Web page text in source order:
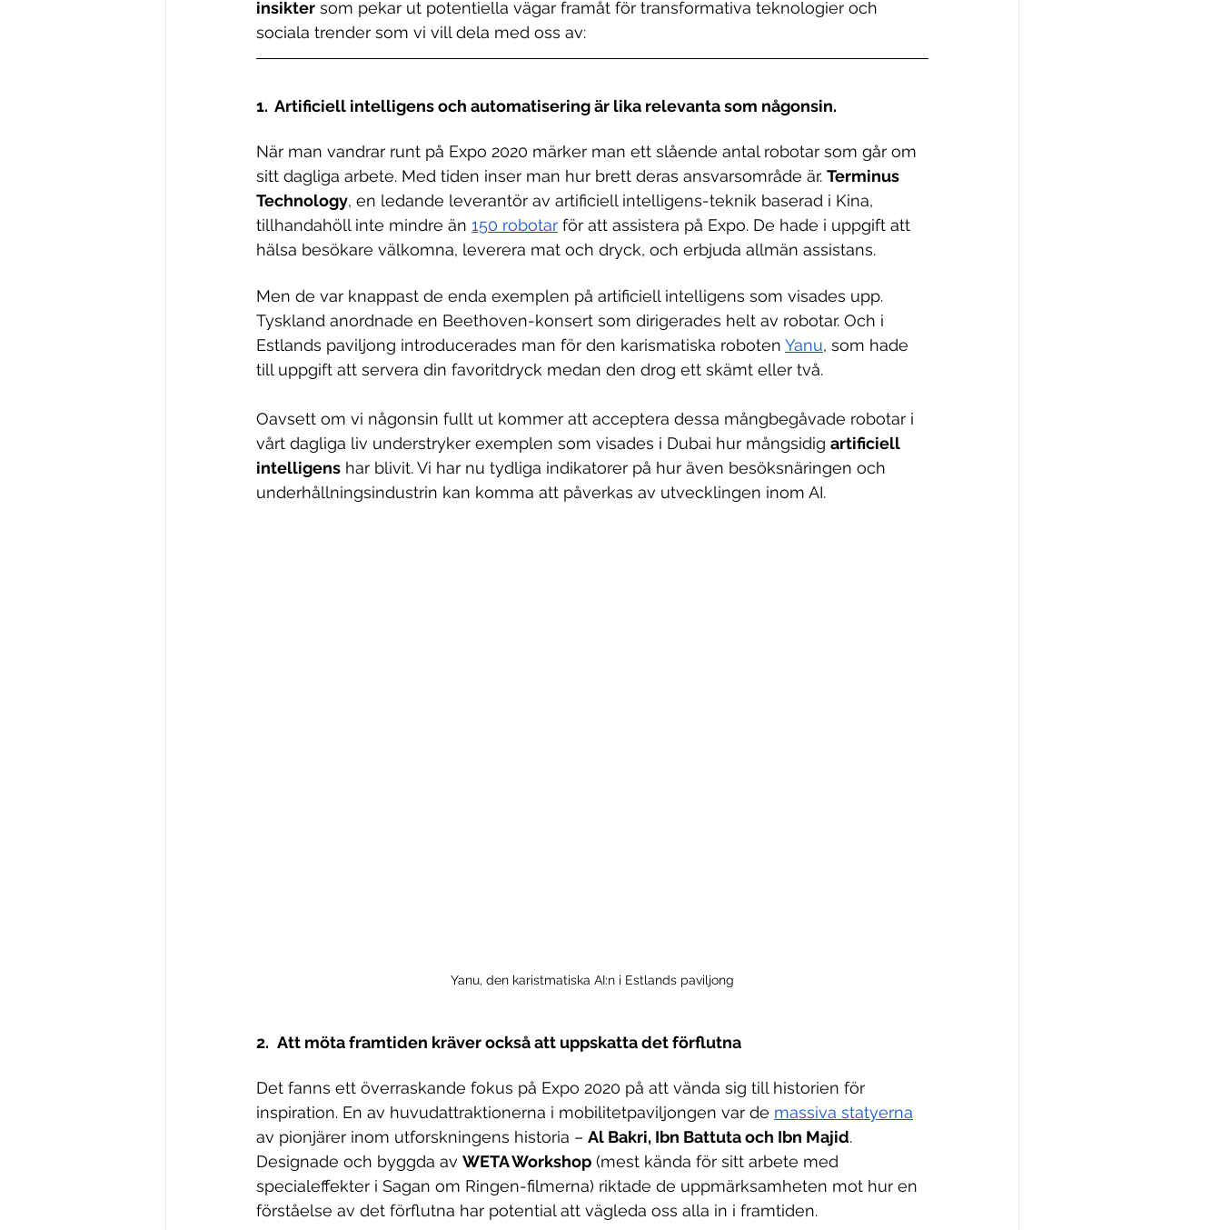
insikter som pekar ut potentiella vägar framåt för transformativa teknologier och
sociala trender som vi vill dela med oss av:
1.  Artificiell intelligens och automatisering är lika relevanta som någonsin.
När man vandrar runt på Expo 2020 märker man ett slående antal robotar som går om
sitt dagliga arbete. Med tiden inser man hur brett deras ansvarsområde är. Terminus
Technology, en ledande leverantör av artificiell intelligens-teknik baserad i Kina,
tillhandahöll inte mindre än 150 robotar för att assistera på Expo. De hade i uppgift att
hälsa besökare välkomna, leverera mat och dryck, och erbjuda allmän assistans.
Men de var knappast de enda exemplen på artificiell intelligens som visades upp.
Tyskland anordnade en Beethoven-konsert som dirigerades helt av robotar. Och i
Estlands paviljong introducerades man för den karismatiska roboten Yanu, som hade
till uppgift att servera din favoritdryck medan den drog ett skämt eller två.
Oavsett om vi någonsin fullt ut kommer att acceptera dessa mångbegåvade robotar i
vårt dagliga liv understryker exemplen som visades i Dubai hur mångsidig artificiell
intelligens har blivit. Vi har nu tydliga indikatorer på hur även besöksnäringen och
underhållningsindustrin kan komma att påverkas av utvecklingen inom AI.
Yanu, den karistmatiska AI:n i Estlands paviljong
2. Att möta framtiden kräver också att uppskatta det förflutna
Det fanns ett överraskande fokus på Expo 2020 på att vända sig till historien för
inspiration. En av huvudattraktionerna i mobilitetpaviljongen var de massiva statyerna
av pionjärer inom utforskningens historia – Al Bakri, Ibn Battuta och Ibn Majid.
Designade och byggda av WETA Workshop (mest kända för sitt arbete med
specialeffekter i Sagan om Ringen-filmerna) riktade de uppmärksamheten mot hur en
förståelse av det förflutna har potential att vägleda oss alla in i framtiden.